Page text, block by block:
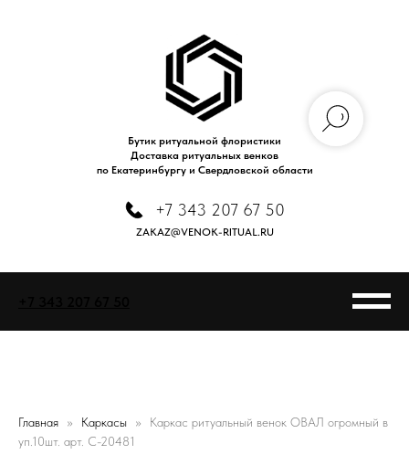
Бутик ритуальной флористики
Доставка ритуальных венков
по Екатеринбургу и Свердловской области
+7 343 207 67 50
ZAKAZ@VENOK-RITUAL.RU
Главная Каркасы
Каркас ритуальный венок ОВАЛ огромный в
уп.10шт. арт. C-20481